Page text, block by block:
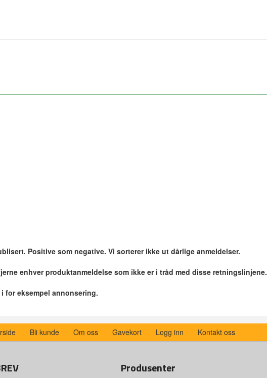
Positive som negative. Vi sorterer ikke ut dårlige anmeldelser.
enhver produktanmeldelse som ikke er i tråd med disse retningslinjene.
for eksempel annonsering.
Bli kunde Om oss Gavekort Logg inn Kontakt oss
Produsenter